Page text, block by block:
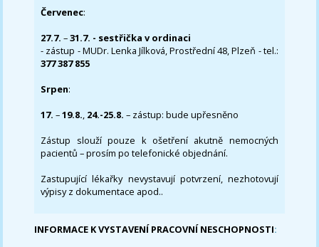
Červenec:
27.7.–31.7. - sestřička v ordinaci
- zástup - MUDr. Lenka Jílková, Prostřední 48, Plzeň - tel.:
377 387 855
Srpen:
17. –19.8., 24.-25.8. – zástup: bude upřesněno
Zástup slouží pouze k ošetření akutně nemocných
pacientů – prosím po telefonické objednání.
Zastupující lékařky nevystavují potvrzení, nezhotovují
výpisy z dokumentace apod..
INFORMACE K VYSTAVENÍ PRACOVNÍ NESCHOPNOSTI: